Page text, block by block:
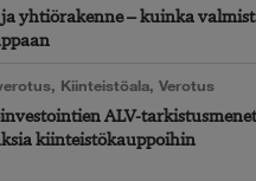
yhtiörakenne – kuinka
, Kiinteistöala, Verotus
ALV-
kiinteistökauppoihin